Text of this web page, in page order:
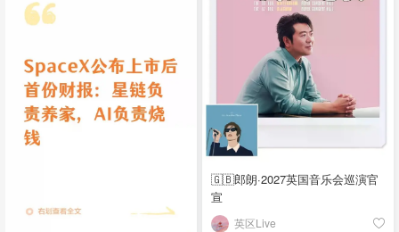
🇬🇧郎朗·2027英国音乐会巡演官
宣
英区Live